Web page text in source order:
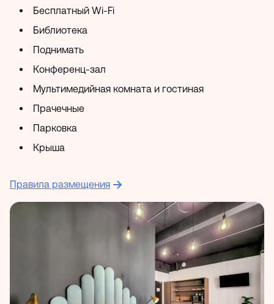
Бесплатный Wi-Fi
Библиотека
Поднимать
Конференц-зал
Мультимедийная комната и гостиная
Прачечные
Парковка
Крыша
Правила размещения